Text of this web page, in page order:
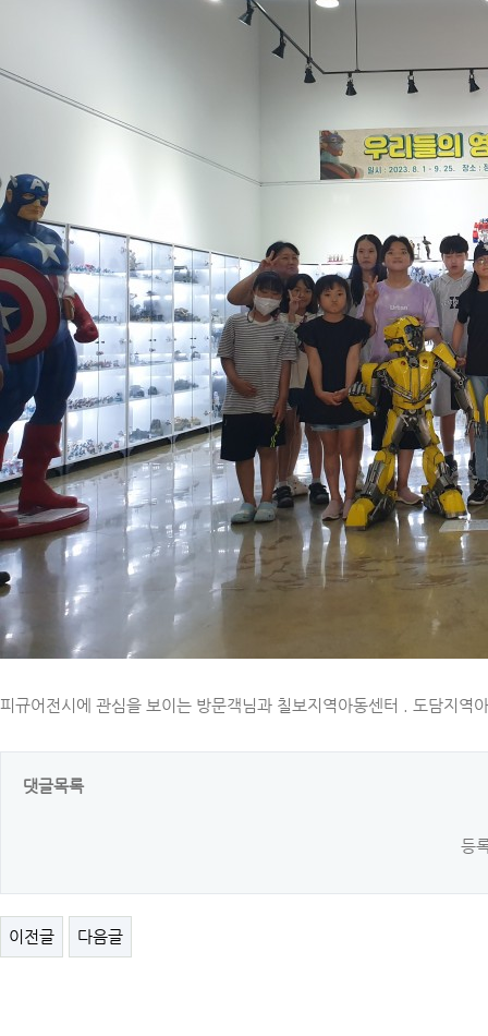
피규어전시에 관심을 보이는 방문객님과 칠보지역아동센터 . 도담지역
댓글목록
등
이전글 다음글